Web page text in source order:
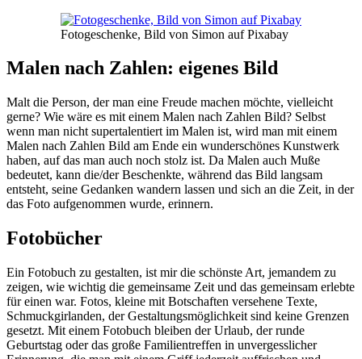
Fotogeschenke, Bild von Simon auf Pixabay
Malen nach Zahlen: eigenes Bild
Malt die Person, der man eine Freude machen möchte, vielleicht
gerne? Wie wäre es mit einem Malen nach Zahlen Bild? Selbst
wenn man nicht supertalentiert im Malen ist, wird man mit einem
Malen nach Zahlen Bild am Ende ein wunderschönes Kunstwerk
haben, auf das man auch noch stolz ist. Da Malen auch Muße
bedeutet, kann die/der Beschenkte, während das Bild langsam
entsteht, seine Gedanken wandern lassen und sich an die Zeit, in der
das Foto aufgenommen wurde, erinnern.
Fotobücher
Ein Fotobuch zu gestalten, ist mir die schönste Art, jemandem zu
zeigen, wie wichtig die gemeinsame Zeit und das gemeinsam erlebte
für einen war. Fotos, kleine mit Botschaften versehene Texte,
Schmuckgirlanden, der Gestaltungsmöglichkeit sind keine Grenzen
gesetzt. Mit einem Fotobuch bleiben der Urlaub, der runde
Geburtstag oder das große Familientreffen in unvergesslicher